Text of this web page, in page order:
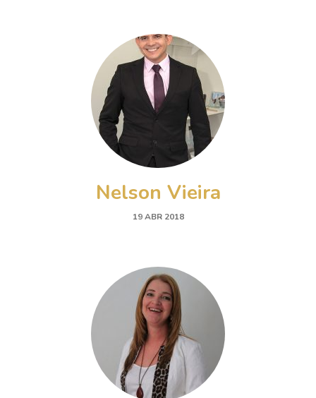
Nelson Vieira
19 ABR 2018